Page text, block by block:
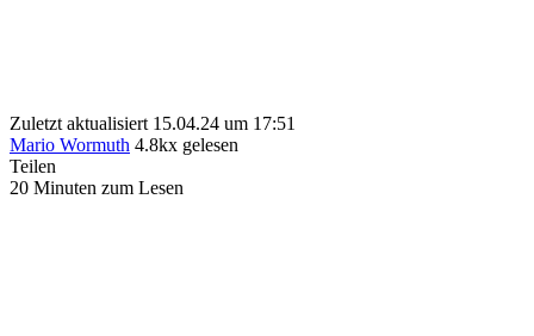
Zuletzt aktualisiert 15.04.24 um 17:51
Mario Wormuth 4.8kx gelesen
Teilen
20 Minuten zum Lesen